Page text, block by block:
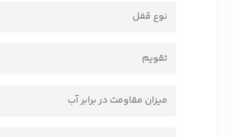
نوع قفل
تقویم
میزان مقاومت در برابر آب